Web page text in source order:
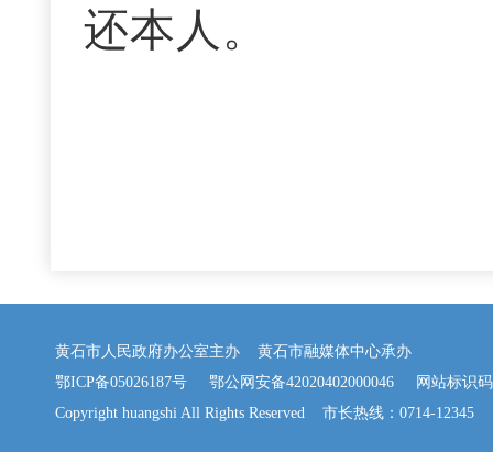
还本人。
黄石市人民政府办公室主办 黄石市融媒体中心承办
鄂ICP备05026187号
鄂公网安备42020402000046 网站标识码
Copyright huangshi All Rights Reserved 市长热线：0714-12345